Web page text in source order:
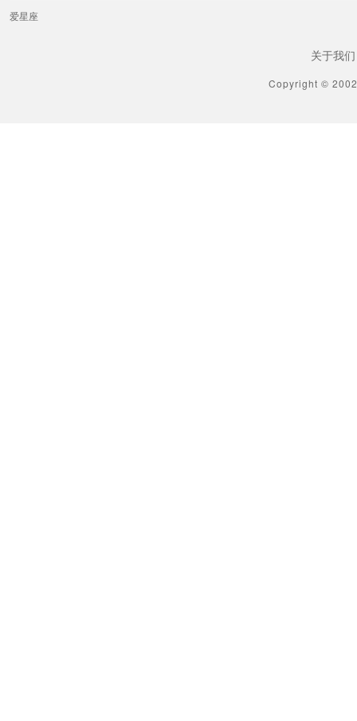
爱星座
关于我们
Copyright ©